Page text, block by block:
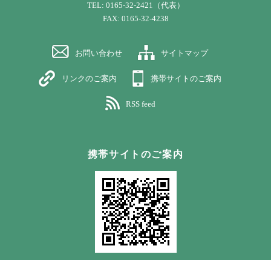
TEL: 0165-32-2421（代表）
FAX: 0165-32-4238
お問い合わせ サイトマップ
リンクのご案内 携帯サイトのご案内
RSS feed
携帯サイトのご案内